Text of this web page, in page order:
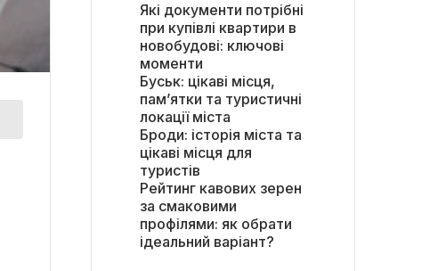
Які документи потрібні
при купівлі квартири в
новобудові: ключові
моменти
Буськ: цікаві місця,
пам’ятки та туристичні
локації міста
Броди: історія міста та
цікаві місця для
туристів
Рейтинг кавових зерен
за смаковими
профілями: як обрати
ідеальний варіант?